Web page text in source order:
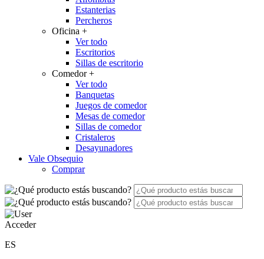
Estanterias
Percheros
Oficina +
Ver todo
Escritorios
Sillas de escritorio
Comedor+
Ver todo
Banquetas
Juegos de comedor
Mesas de comedor
Sillas de comedor
Cristaleros
Desayunadores
Vale Obsequio
Comprar
Acceder
ES